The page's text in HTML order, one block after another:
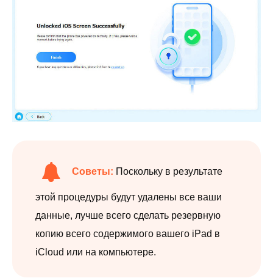
Советы: Поскольку в результате
этой процедуры будут удалены все ваши
данные, лучше всего сделать резервную
копию всего содержимого вашего iPad в
iCloud или на компьютере.